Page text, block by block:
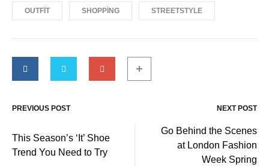
OUTFIT SHOPPING STREETSTYLE
PREVIOUS POST NEXT POST
This Season’s ‘It’ Shoe
Trend You Need to Try
Go Behind the Scenes
at London Fashion
Week Spring